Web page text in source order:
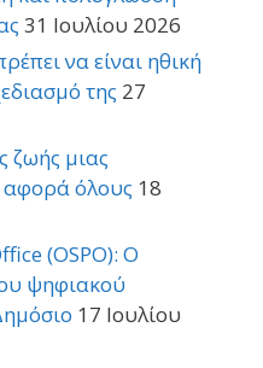
31 Ιουλίου 2026
να είναι ηθική
της 27
ζωής μιας
αφορά όλους 18
(OSPO): Ο
ψηφιακού
17 Ιουλίου